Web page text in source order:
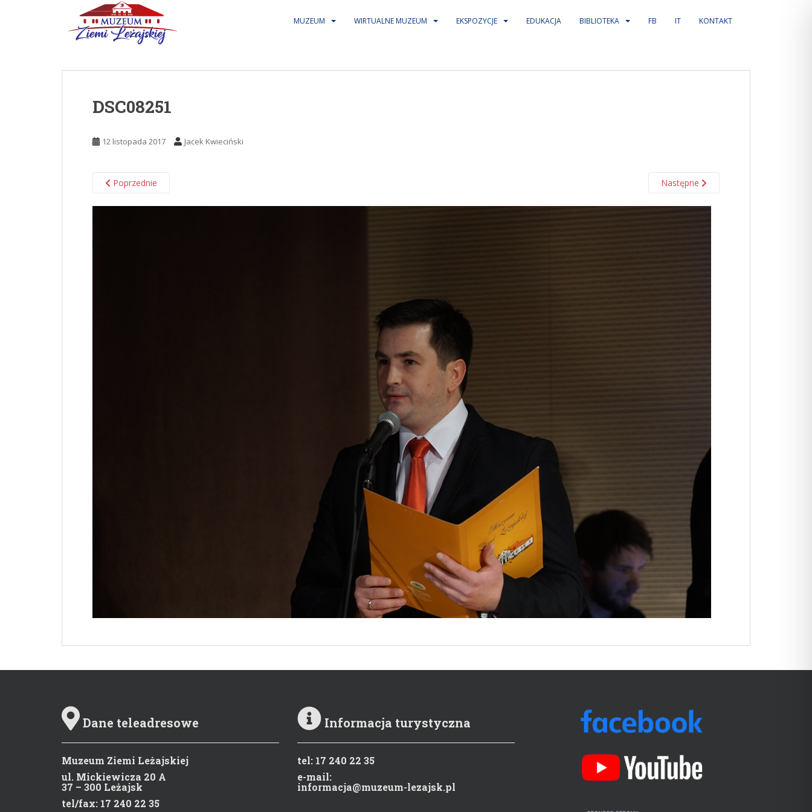
MUZEUM WIRTUALNE MUZEUM EKSPOZYCJE EDUKACJA BIBLIOTEKA FB IT KONTAKT
DSC08251
12 listopada 2017 Jacek Kwieciński
Poprzednie Następne
Dane teleadresowe
Muzeum Ziemi Leżajskiej
ul. Mickiewicza 20 A
37 – 300 Leżajsk
tel/fax: 17 240 22 35
Informacja turystyczna
tel: 17 240 22 35
e-mail:
informacja@muzeum-lezajsk.pl